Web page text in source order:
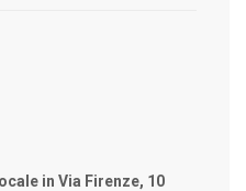
in Via Firenze, 10